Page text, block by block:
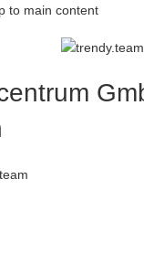
to main content